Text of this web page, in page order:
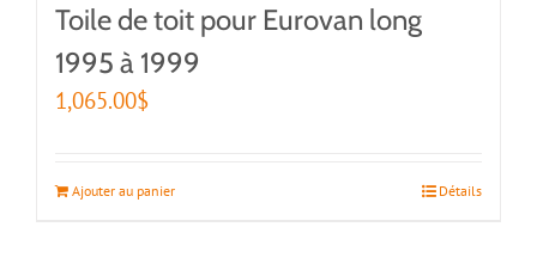
Toile de toit pour Eurovan long
1995 à 1999
1,065.00$
Ajouter au panier Détails